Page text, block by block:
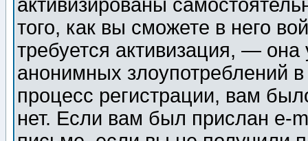
активизированы
того, как вы сможете в него
требуется активизация, —
анонимных злоупотреблений
процесс регистрации, вам
нет. Если вам был прислан e-